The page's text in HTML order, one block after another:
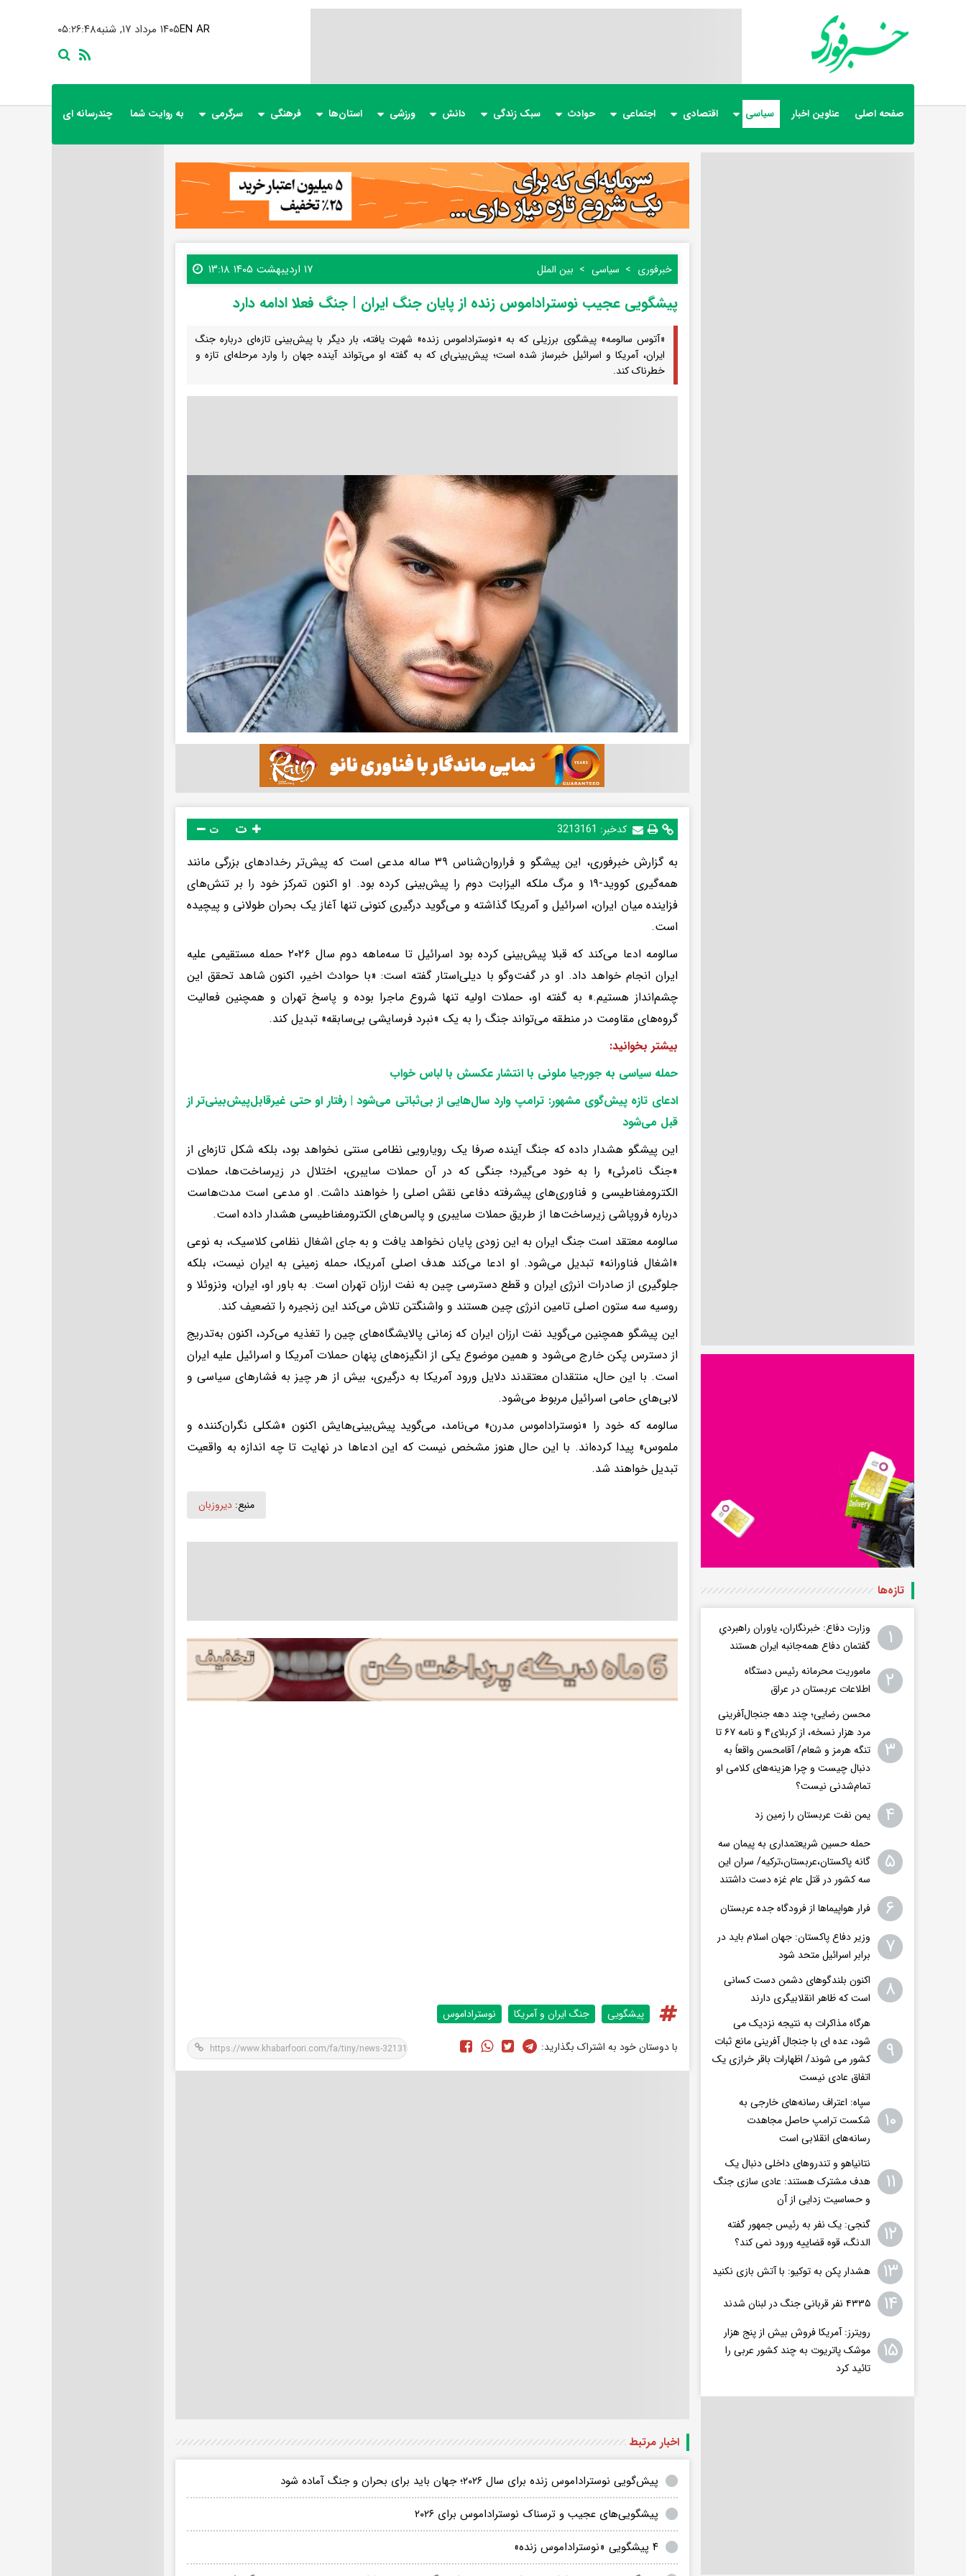
۰۵:۲۶:۴۹ ۱۴۰۵ مرداد ۱۷, شنبهEN AR
صفحه اصلی عناوین اخبار سیاسی اقتصادی اجتماعی حوادث سبک زندگی دانش ورزشی استان‌ها فرهنگی سرگرمی به روایت شما چندرسانه ای
خبرفوری سیاسی بین الملل ۱۷ اردیبهشت ۱۴۰۵ ۱۳:۱۸
پیشگویی عجیب نوستراداموس زنده از پایان جنگ ایران | جنگ فعلا ادامه دارد
«آتوس سالومه» پیشگوی برزیلی که به «نوستراداموس زنده» شهرت یافته، بار دیگر با پیش‌بینی تازه‌ای درباره جنگ
ایران، آمریکا و اسرائیل خبرساز شده است؛ پیش‌بینی‌ای که به گفته او می‌تواند آینده جهان را وارد مرحله‌ای تازه و
خطرناک کند.
کدخبر: 3213161 ت
به گزارش خبرفوری، این پیشگو و فراروان‌شناس ۳۹ ساله مدعی است که پیش‌تر رخدادهای بزرگی مانند
همه‌گیری کووید-۱۹ و مرگ ملکه الیزابت دوم را پیش‌بینی کرده بود. او اکنون تمرکز خود را بر تنش‌های
فزاینده میان ایران، اسرائیل و آمریکا گذاشته و می‌گوید درگیری کنونی تنها آغاز یک بحران طولانی و پیچیده
است.
سالومه ادعا می‌کند که قبلا پیش‌بینی کرده بود اسرائیل تا سه‌ماهه دوم سال ۲۰۲۶ حمله مستقیمی علیه
ایران انجام خواهد داد. او در گفت‌وگو با دیلی‌استار گفته است: «با حوادث اخیر، اکنون شاهد تحقق این
چشم‌انداز هستیم.» به گفته او، حملات اولیه تنها شروع ماجرا بوده و پاسخ تهران و همچنین فعالیت
گروه‌های مقاومت در منطقه می‌تواند جنگ را به یک «نبرد فرسایشی بی‌سابقه» تبدیل کند.
بیشتر بخوانید:
حمله سیاسی به جورجیا ملونی با انتشار عکسش با لباس خواب
ادعای تازه پیش‌گوی مشهور: ترامپ وارد سال‌هایی از بی‌ثباتی می‌شود | رفتار او حتی غیرقابل‌پیش‌بینی‌تر از
قبل می‌شود
این پیشگو هشدار داده که جنگ آینده صرفا یک رویارویی نظامی سنتی نخواهد بود، بلکه شکل تازه‌ای از
«جنگ نامرئی» را به خود می‌گیرد؛ جنگی که در آن حملات سایبری، اختلال در زیرساخت‌ها، حملات
الکترومغناطیسی و فناوری‌های پیشرفته دفاعی نقش اصلی را خواهند داشت. او مدعی است مدت‌هاست
درباره فروپاشی زیرساخت‌ها از طریق حملات سایبری و پالس‌های الکترومغناطیسی هشدار داده است.
سالومه معتقد است جنگ ایران به این زودی پایان نخواهد یافت و به جای اشغال نظامی کلاسیک، به نوعی
«اشغال فناورانه» تبدیل می‌شود. او ادعا می‌کند هدف اصلی آمریکا، حمله زمینی به ایران نیست، بلکه
جلوگیری از صادرات انرژی ایران و قطع دسترسی چین به نفت ارزان تهران است. به باور او، ایران، ونزوئلا و
روسیه سه ستون اصلی تامین انرژی چین هستند و واشنگتن تلاش می‌کند این زنجیره را تضعیف کند.
این پیشگو همچنین می‌گوید نفت ارزان ایران که زمانی پالایشگاه‌های چین را تغذیه می‌کرد، اکنون به‌تدریج
از دسترس پکن خارج می‌شود و همین موضوع یکی از انگیزه‌های پنهان حملات آمریکا و اسرائیل علیه ایران
است. با این حال، منتقدان معتقدند دلایل ورود آمریکا به درگیری، بیش از هر چیز به فشارهای سیاسی و
لابی‌های حامی اسرائیل مربوط می‌شود.
سالومه که خود را «نوستراداموس مدرن» می‌نامد، می‌گوید پیش‌بینی‌هایش اکنون «شکلی نگران‌کننده و
ملموس» پیدا کرده‌اند. با این حال هنوز مشخص نیست که این ادعاها در نهایت تا چه اندازه به واقعیت
تبدیل خواهند شد.
منبع: دیروزبان
پیشگویی جنگ ایران و آمریکا نوستراداموس
با دوستان خود به اشتراک بگذارید:
اخبار مرتبط
پیش‌گویی نوستراداموس زنده برای سال ۲۰۲۶؛ جهان باید برای بحران و جنگ آماده شود
پیشگویی‌های عجیب و ترسناک نوستراداموس برای ۲۰۲۶
۴ پیشگویی «نوستراداموس زنده»
تازه‌ها
۱
وزارت دفاع: خبرنگاران، یاوران راهبردیِ
گفتمان دفاع همه‌جانبه ایران هستند
۲
ماموریت محرمانه رئیس دستگاه
اطلاعات عربستان در عراق
۳
محسن رضایی؛ چند دهه جنجال‌آفرینی
مرد هزار نسخه، از کربلای۴ و نامه ۶۷ تا
تنگه هرمز و شعام/ آقا‌محسن واقعاً به
دنبال چیست و چرا هزینه‌های کلامی او
تمام‌شدنی نیست؟
۴ یمن نفت عربستان را زمین زد
۵
حمله حسین شریعتمداری به پیمان سه
گانه پاکستان،عربستان،ترکیه/ سران این
سه کشور در قتل عام غزه دست داشتند
۶ فرار هواپیماها از فرودگاه جده عربستان
۷
وزیر دفاع پاکستان: جهان اسلام باید در
برابر اسرائیل متحد شود
۸
اکنون بلندگوهای دشمن دست کسانی
است که ظاهر انقلابیگری دارند
۹
هرگاه مذاکرات به نتیجه نزدیک می
شود، عده ای با جنجال آفرینی مانع ثبات
کشور می شوند/ اظهارات باقر خرازی یک
اتفاق عادی نیست
۱۰
سپاه: اعتراف رسانه‌های خارجی به
شکست ترامپ حاصل مجاهدت
رسانه‌های انقلابی است
۱۱
نتانیاهو و تندروهای داخلی دنبال یک
هدف مشترک هستند: عادی سازی جنگ
و حساسیت زدایی از آن
۱۲
گنجی: یک نفر به رئیس جمهور گفته
الدنگ، قوه قضاییه ورود نمی کند؟
۱۳ هشدار پکن به توکیو: با آتش بازی نکنید
۱۴ ۴۳۳۵ نفر قربانی جنگ در لبنان شدند
۱۵
رویترز: آمریکا فروش بیش از پنج هزار
موشک پاتریوت به چند کشور عربی را
تائید کرد